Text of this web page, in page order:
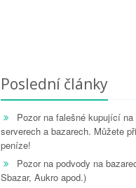
Poslední články
Pozor na falešné kupující
serverech a bazarech. Můžete
peníze!
Pozor na podvody na
Sbazar, Aukro apod.)